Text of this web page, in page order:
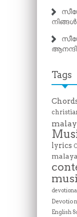
Tags
lyrics
English